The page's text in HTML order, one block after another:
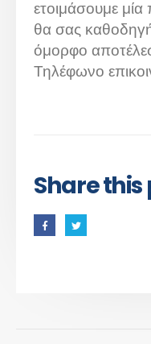
ετοιμάσουμε
θα σας
όμορφο
Τηλέφωνο
Share this